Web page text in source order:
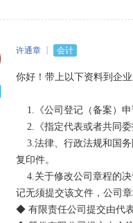
许通章 会计
你好！带上以下资料到企
复印件。
记无须提交该文件，公司
◆ 有限责任公司提交由代